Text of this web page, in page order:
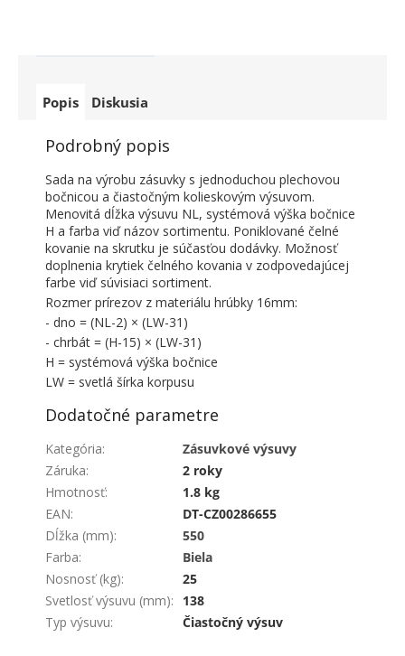
Popis Diskusia
Podrobný popis
Sada na výrobu zásuvky s jednoduchou plechovou
bočnicou a čiastočným kolieskovým výsuvom.
Menovitá dĺžka výsuvu NL, systémová výška bočnice
H a farba viď názov sortimentu. Poniklované čelné
kovanie na skrutku je súčasťou dodávky. Možnosť
doplnenia krytiek čelného kovania v zodpovedajúcej
farbe viď súvisiaci sortiment.
Rozmer prírezov z materiálu hrúbky 16mm:
- dno = (NL-2) × (LW-31)
- chrbát = (H-15) × (LW-31)
H = systémová výška bočnice
LW = svetlá šírka korpusu
Dodatočné parametre
Kategória:
Zásuvkové výsuvy
Záruka:
2 roky
Hmotnosť:
1.8 kg
EAN:
DT-CZ00286655
Dĺžka (mm):
550
Farba:
Biela
Nosnosť (kg):
25
Svetlosť výsuvu (mm):
138
Typ výsuvu: Čiastočný výsuv